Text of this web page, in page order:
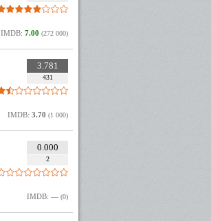
IMDB: 7.00 (272 000)
3.781
431
IMDB: 3.70 (1 000)
0.000
2
IMDB: — (0)